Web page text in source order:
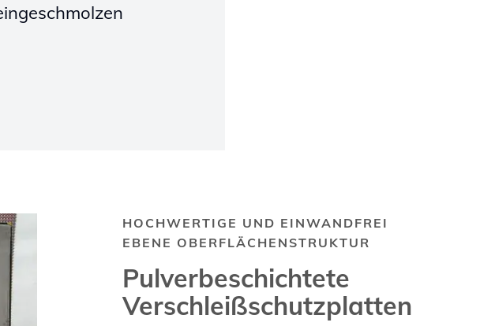
HOCHWERTIGE UND EINWANDFREI
EBENE OBERFLÄCHENSTRUKTUR
Pulverbeschichtete
Verschleißschutzplatten